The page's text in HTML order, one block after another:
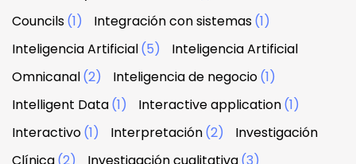
Councils(1) Integración con sistemas(1)
Inteligencia Artificial(5)
Inteligencia Artificial
Omnicanal(2) Inteligencia de negocio(1)
Intelligent Data(1) Interactive application(1)
Interactivo(1) Interpretación(2)
Investigación